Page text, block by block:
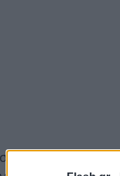
δικαστήριο.